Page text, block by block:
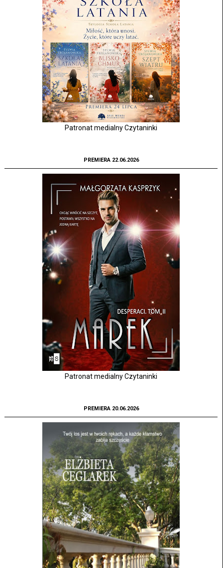
Patronat medialny Czytaninki
PREMIERA 22.06.2026
Patronat medialny Czytaninki
PREMIERA 20.06.2026